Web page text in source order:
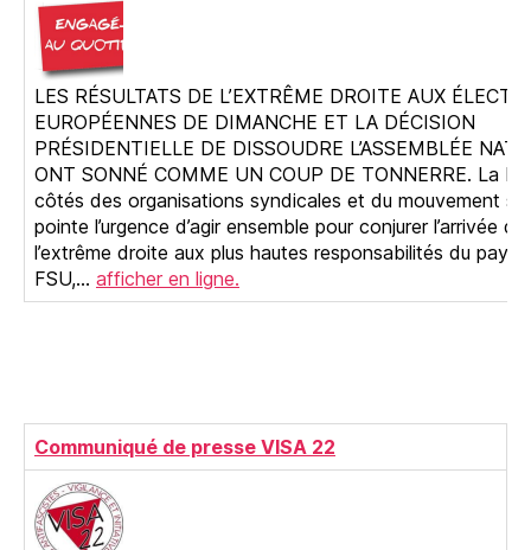
LES RÉSULTATS DE L’EXTRÊME DROITE AUX
EUROPÉENNES DE DIMANCHE ET LA DÉCISION
PRÉSIDENTIELLE DE DISSOUDRE L’ASSEMBLÉE
ONT SONNÉ COMME UN COUP DE TONNERRE. La
côtés des organisations syndicales et du mouvement
pointe l’urgence d’agir ensemble pour conjurer l’arrivée de
l’extrême droite aux plus hautes responsabilités du pays.
FSU,… afficher en ligne.
Communiqué de presse VISA 22